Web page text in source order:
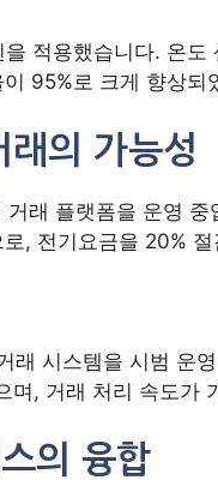
적용했습니다. 온
95%로 크게 향상되
의 가능성
래 플랫폼을 운영
, 전기요금을 20%
시스템을 시범 운
, 거래 처리 속도가
의 융합